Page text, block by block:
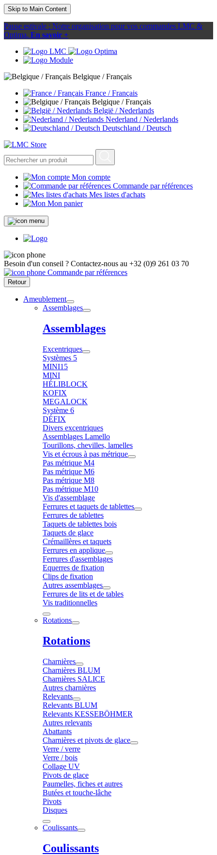
Skip to Main Content
Pause estivale : Notre organisation pour vos commandes LMC &
Optima. En savoir +
Belgique / Français
France / Français
Belgique / Français
België / Nederlands
Nederland / Nederlands
Deutschland / Deutsch
Mon compte
Commande par références
Mes listes d'achats
Mon panier
Besoin d'un conseil ? Contactez-nous au +32 (0)9 261 03 70
Commande par références
Retour
Ameublement
Assemblages
Assemblages
Excentriques
Systèmes 5
MINI15
MINI
HÉLIBLOCK
KOFIX
MEGALOCK
Système 6
DÉFIX
Divers excentriques
Assemblages Lamello
Tourillons, chevilles, lamelles
Vis et écrous à pas métrique
Pas métrique M4
Pas métrique M6
Pas métrique M8
Pas métrique M10
Vis d'assemblage
Ferrures et taquets de tablettes
Ferrures de tablettes
Taquets de tablettes bois
Taquets de glace
Crémaillères et taquets
Ferrures en applique
Ferrures d'assemblages
Equerres de fixation
Clips de fixation
Autres assemblages
Ferrures de lits et de tables
Vis traditionnelles
Rotations
Rotations
Charnières
Charnières BLUM
Charnières SALICE
Autres charnières
Relevants
Relevants BLUM
Relevants KESSEBÖHMER
Autres relevants
Abattants
Charnières et pivots de glace
Verre / verre
Verre / bois
Collage UV
Pivots de glace
Paumelles, fiches et autres
Butées et touche-lâche
Pivots
Disques
Coulissants
Coulissants